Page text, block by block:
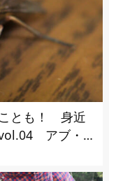
とも！ 身近
アブ・ブ